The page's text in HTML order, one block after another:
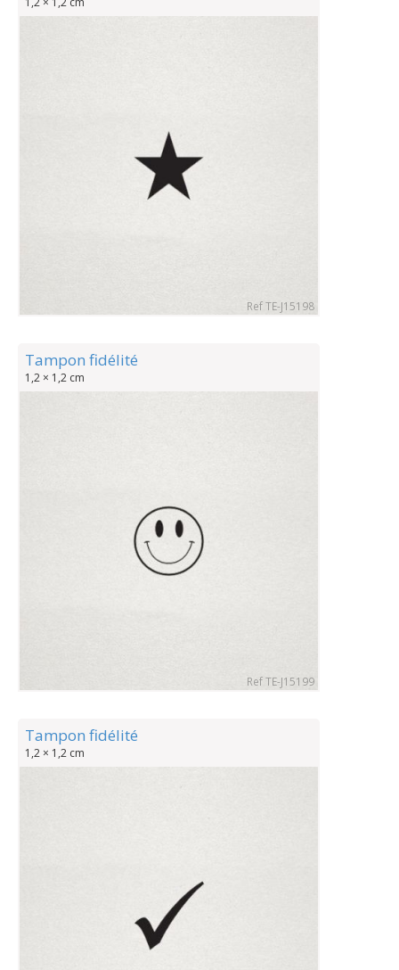
Ref TE-J15198
Tampon fidélité
1,2 × 1,2 cm
Ref TE-J15199
Tampon fidélité
1,2 × 1,2 cm